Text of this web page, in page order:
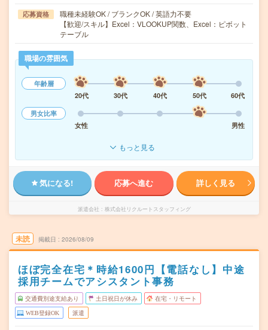
応募資格
職種未経験OK / ブランクOK / 英語力不要
【歓迎/スキル】Excel：VLOOKUP関数、Excel：ピボット
テーブル
職場の雰囲気
年齢層
20代
30代 40代 50代
60代
男女比率
女性
男性
もっと見る
気になる! 応募へ進む 詳しく見る
派遣会社 株式会社リクルートスタッフィング
未読 掲載日 2026/08/09
ほぼ完全在宅＊時給1600円【電話なし】中途
採用チームでアシスタント事務
交通費別途支給あり 土日祝日が休み 在宅・リモート
WEB登録OK 派遣